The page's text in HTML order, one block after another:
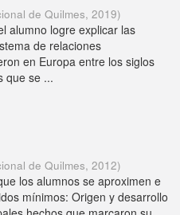
de Quilmes, 2019)
alumno logre explicar las
de relaciones
en Europa entre los siglos
que se ...
de Quilmes, 2012)
los alumnos se aproximen e
mínimos: Origen y desarrollo